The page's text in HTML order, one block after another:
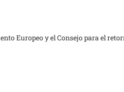
Europeo y el Consejo para el